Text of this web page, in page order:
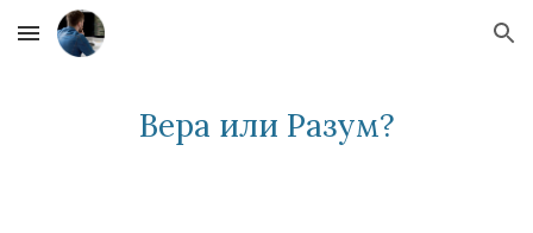
Skip to main content Skip to navigation
Вера или Разум?